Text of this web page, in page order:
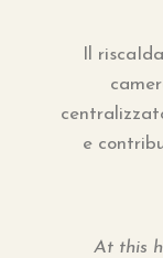
Il
e
At this